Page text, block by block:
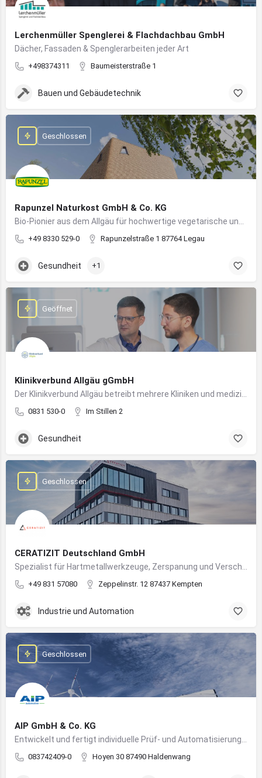
Lerchenmüller Spenglerei & Flachdachbau GmbH
Dächer, Fassaden & Spenglerarbeiten jeder Art
+498374311 Baumeisterstraße 1
Bauen und Gebäudetechnik
Rapunzel Naturkost GmbH & Co. KG
+49 8330 529-0 Rapunzelstraße 1 87764 Legau
Geschlossen
Gesundheit +1
Klinikverbund Allgäu gGmbH
0831 530-0 Im Stillen 2
Geöffnet
Gesundheit
CERATIZIT Deutschland GmbH
+49 831 57080 Zeppelinstr. 12 87437 Kempten
Geschlossen
Industrie und Automation
AIP GmbH & Co. KG
083742409-0 Hoyen 30 87490 Haldenwang
Geschlossen